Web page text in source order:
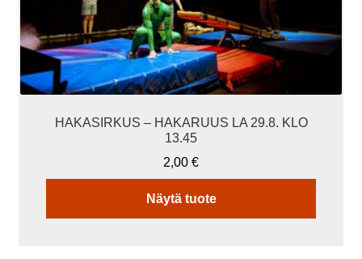
HAKASIRKUS – HAKARUUS LA 29.8. KLO
13.45
2,00 €
Näytä tuote